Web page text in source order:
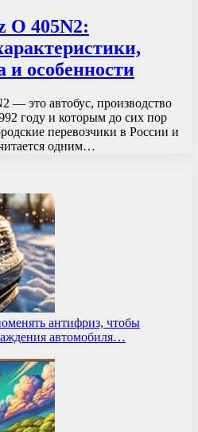
O 405N2:
и особенности
— это автобус, производство
году и которым до сих пор
перевозчики в России и
одним…
антифриз, чтобы
автомобиля…